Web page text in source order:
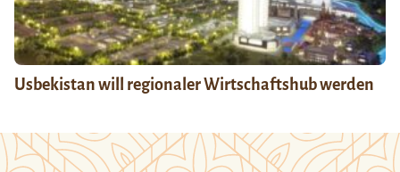
Usbekistan will regionaler Wirtschaftshub werden